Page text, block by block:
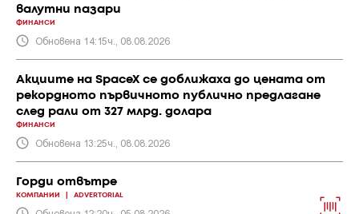
валутни пазари
ФИНАНСИ
Обновена 14:15ч., 08.08.2026
Акциите на SpaceX се доближаха до цената от
рекордното първичното публично предлагане
след рали от 327 млрд. долара
ФИНАНСИ
Обновена 13:25ч., 08.08.2026
Горди отвътре
КОМПАНИИ ADVERTORIAL